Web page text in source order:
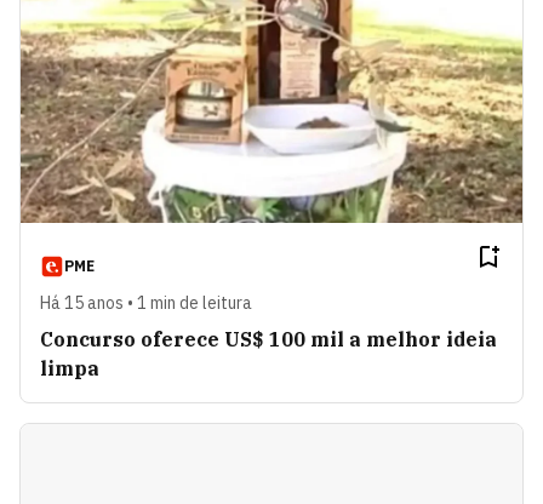
PME
Há 15 anos • 1 min de leitura
Concurso oferece US$ 100 mil a melhor ideia
limpa